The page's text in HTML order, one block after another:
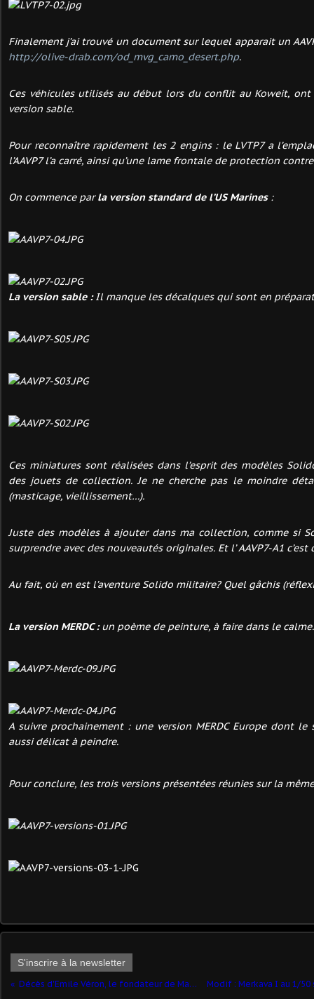
Finalement j’ai trouvé un document sur lequel apparait un
http://olive-drab.com/od_mvg_camo_desert.php.
Ces véhicules utilisés au début lors du conflit au Koweit,
version sable.
Pour reconnaître rapidement les 2 engins : le LVTP7 a
l’AAVP7 l’a carré, ainsi qu’une lame frontale de protection
On commence parla version standard de l’US Marines:
La version sable :Il manque les décalques qui sont en
Ces miniatures sont réalisées dans l’esprit des modèles
des jouets de collection. Je ne cherche pas le moindre
(masticage, vieillissement…).
Juste des modèles à ajouter dans ma collection, comme si
surprendre avec des nouveautés originales. Et l’ AAVP7-A1 c’est
Au fait, où en est l’aventure Solido militaire? Quel gâchis
La version MERDC :un poème de peinture, à faire dans le calme.
A suivre prochainement : une version MERDC Europe dont le
aussi délicat à peindre.
Pour conclure, les trois versions présentées réunies sur la
S'inscrire à la newsletter
Décès d'Emile Véron, le fondateur de Majorette...